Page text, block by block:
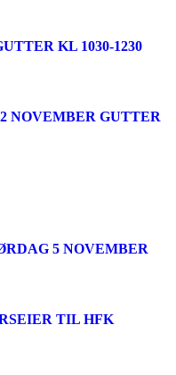
KL 1030-1230
NOVEMBER GUTTER
5 NOVEMBER
TIL HFK